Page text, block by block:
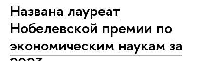
Названа лауреат
Нобелевской премии по
экономическим наукам за